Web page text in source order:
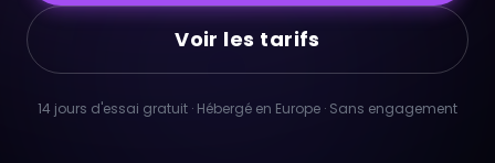
Voir les tarifs
14 jours d'essai gratuit · Hébergé en Europe · Sans engagement